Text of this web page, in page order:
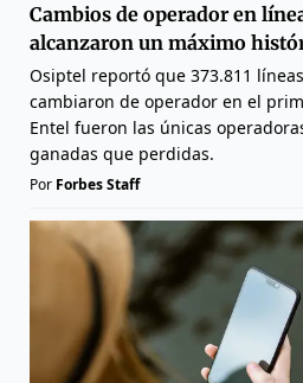
Cambios de operador en
alcanzaron un máximo
Osiptel reportó que 373.811
cambiaron de operador en el
Entel fueron las únicas
ganadas que perdidas.
Por Forbes Staff